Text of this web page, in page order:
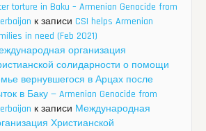
torture in Baku – Armenian Genocide from
к записи CSI helps Armenian
in need (Feb 2021)
организация
солидарности о помощи
вернувшегося в Арцах после
в Баку — Armenian Genocide from
к записи Международная
Христианской